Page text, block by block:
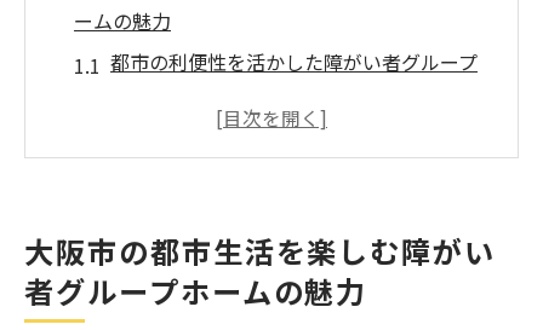
ームの魅力
都市の利便性を活かした障がい者グループ
大阪市で叶える理想の暮らしとは
大阪市で求められるグループホームの新た
な基準
大阪市の都市生活を楽しむ障がい
者グループホームの魅力